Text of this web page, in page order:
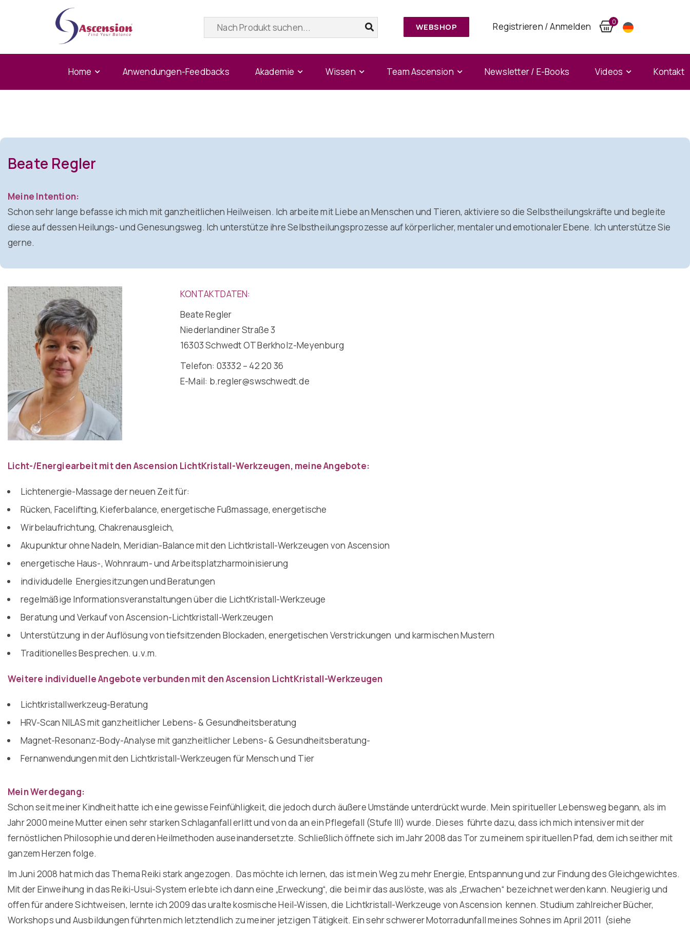
WEBSHOP Registrieren / Anmelden 0
Home Anwendungen-Feedbacks Akademie Wissen Team Ascension Newsletter / E-Books Videos Kontakt
Home/Beate Regler
Beate Regler
Meine Intention:
Schon sehr lange befasse ich mich mit ganzheitlichen Heilweisen. Ich arbeite mit Liebe an Menschen und Tieren, aktiviere so die Selbstheilungskräfte und begleite
diese auf dessen Heilungs- und Genesungsweg. Ich unterstütze ihre Selbstheilungsprozesse auf körperlicher, mentaler und emotionaler Ebene. Ich unterstütze Sie
gerne.
KONTAKTDATEN:
Beate Regler
Niederlandiner Straße 3
16303 Schwedt OT Berkholz-Meyenburg
Telefon: 03332 – 42 20 36
E-Mail: b.regler@swschwedt.de
Licht-/Energiearbeit mit den Ascension LichtKristall-Werkzeugen, meine Angebote:
Lichtenergie-Massage der neuen Zeit für:
Rücken, Facelifting, Kieferbalance, energetische Fußmassage, energetische
Wirbelaufrichtung, Chakrenausgleich,
Akupunktur ohne Nadeln, Meridian-Balance mit den Lichtkristall-Werkzeugen von Ascension
energetische Haus-, Wohnraum- und Arbeitsplatzharmoinisierung
individudelle Energiesitzungen und Beratungen
regelmäßige Informationsveranstaltungen über die LichtKristall-Werkzeuge
Beratung und Verkauf von Ascension-Lichtkristall-Werkzeugen
Unterstützung in der Auflösung von tiefsitzenden Blockaden, energetischen Verstrickungen und karmischen Mustern
Traditionelles Besprechen. u.v.m.
Weitere individuelle Angebote verbunden mit den Ascension LichtKristall-Werkzeugen
Lichtkristallwerkzeug-Beratung
HRV-Scan NILAS mit ganzheitlicher Lebens- & Gesundheitsberatung
Magnet-Resonanz-Body-Analyse mit ganzheitlicher Lebens- & Gesundheitsberatung-
Fernanwendungen mit den Lichtkristall-Werkzeugen für Mensch und Tier
Mein Werdegang:
Schon seit meiner Kindheit hatte ich eine gewisse Feinfühligkeit, die jedoch durch äußere Umstände unterdrückt wurde. Mein spiritueller Lebensweg begann, als im
Jahr 2000 meine Mutter einen sehr starken Schlaganfall erlitt und von da an ein Pflegefall (Stufe III) wurde. Dieses führte dazu, dass ich mich intensiver mit der
fernöstlichen Philosophie und deren Heilmethoden auseinandersetzte. Schließlich öffnete sich im Jahr 2008 das Tor zu meinem spirituellen Pfad, dem ich seither mit
ganzem Herzen folge.
Im Juni 2008 hat mich das Thema Reiki stark angezogen. Das möchte ich lernen, das ist mein Weg zu mehr Energie, Entspannung und zur Findung des Gleichgewichtes.
Mit der Einweihung in das Reiki-Usui-System erlebte ich dann eine „Erweckung“, die bei mir das auslöste, was als „Erwachen“ bezeichnet werden kann. Neugierig und
offen für andere Sichtweisen, lernte ich 2009 das uralte kosmische Heil-Wissen, die Lichtkristall-Werkzeuge vonAscension kennen. Studium zahlreicher Bücher,
Workshops und Ausbildungen führten mich letztendlich zu meiner jetzigen Tätigkeit. Ein sehr schwerer Motorradunfall meines Sohnes im April 2011 (siehe